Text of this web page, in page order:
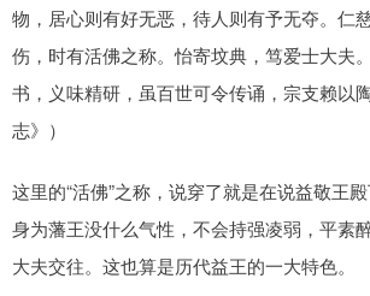
物，居心则有好无恶，待人则有予无夺。仁
伤，时有活佛之称。怡寄坟典，笃爱士大夫
书，义味精研，虽百世可令传诵，宗支赖以
志》）
这里的“活佛”之称，说穿了就是在说益敬王
身为藩王没什么气性，不会持强凌弱，平素
大夫交往。这也算是历代益王的一大特色。